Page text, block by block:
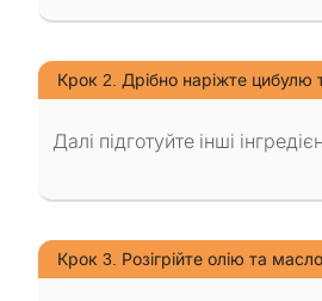
Крок 2. Дрібно наріжте цибулю
Далі підготуйте інші
Крок 3. Розігрійте олію та